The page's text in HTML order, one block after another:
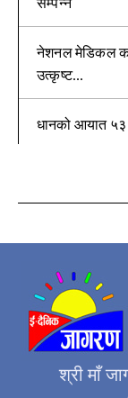
नेशनल मेडिकल
उत्कृष्ट...
धानको आयात
श्री माँ